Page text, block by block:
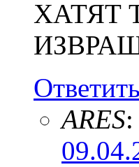
ХАТЯТ
Ответить
ARES: